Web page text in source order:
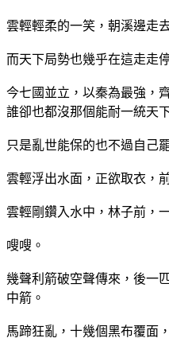
雲輕輕柔的一笑，朝溪邊走
而天下局勢也幾乎在這走走
今七國並立，以秦為最強，
誰卻也都沒那個能耐一統天
只是亂世能保的也不過自己
雲輕浮出水面，正欲取衣，
雲輕剛鑽入水中，林子前，
嗖嗖。
幾聲利箭破空聲傳來，後一
中箭。
馬蹄狂亂，十幾個黑布覆面